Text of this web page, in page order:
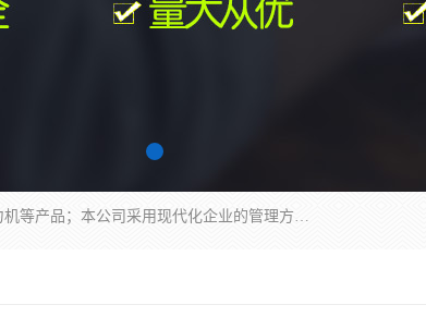
南通科达机床制造有限公司主要生产液压机、冲床、压力机等产品；本公司采用现代化企业的管理方法进行管理，立足于产品的质量管理，以优秀的品质、新颖的设计、合理的价格、完善的服务赢得广大客户的充分信赖和良好的口碑。领导层将运用科学管理方法及长期积累下来的经验和广泛领域吸取来新的技术不断调整产品结构，为市场提供精良的各类机械设备。企业将坚持与国内外各界朋友，真诚合作，共创辉煌。